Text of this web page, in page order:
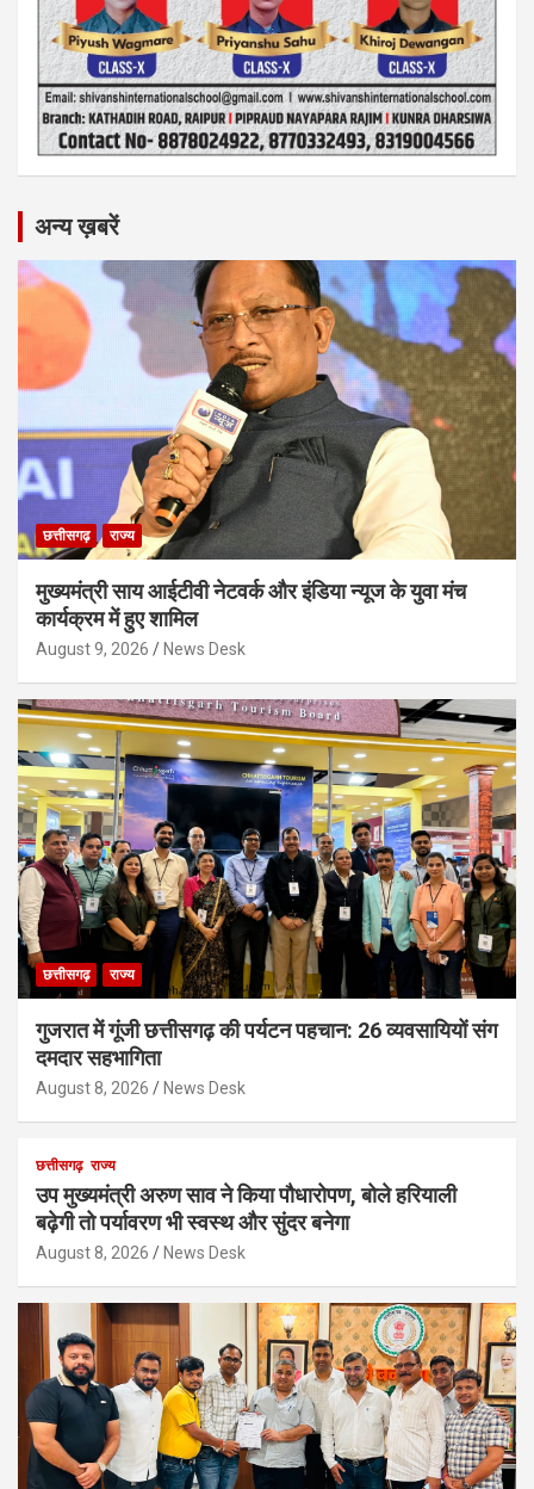
अन्य ख़बरें
छत्तीसगढ़ राज्य
मुख्यमंत्री साय आईटीवी नेटवर्क और इंडिया न्यूज के युवा मंच
कार्यक्रम में हुए शामिल
August 9, 2026 News Desk
छत्तीसगढ़ राज्य
गुजरात में गूंजी छत्तीसगढ़ की पर्यटन पहचान: 26 व्यवसायियों संग
दमदार सहभागिता
August 8, 2026 News Desk
छत्तीसगढ़ राज्य
उप मुख्यमंत्री अरुण साव ने किया पौधारोपण, बोले हरियाली
बढ़ेगी तो पर्यावरण भी स्वस्थ और सुंदर बनेगा
August 8, 2026 News Desk